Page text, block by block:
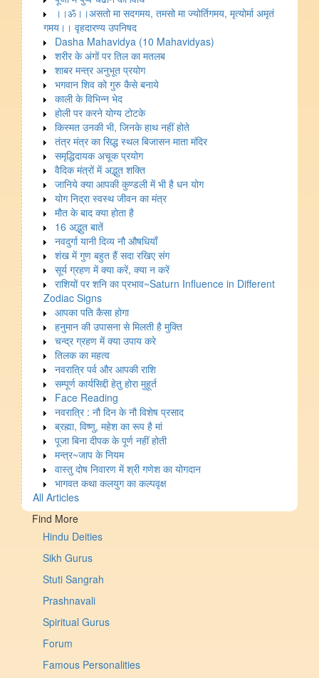
।।ॐ।।असतो मा सदगमय, तमसो मा ज्योर्तिगमय, मृत्योर्मा अमृतं
गमय।। वृहदारण्य उपनिषद
Dasha Mahavidya (10 Mahavidyas)
शरीर के अंगों पर तिल का मतलब
शाबर मन्त्र अनुभूत प्रयोग
भगवान शिव को गुरु कैसे बनाये
काली के विभिन्न भेद
होली पर करने योग्य टोटके
किस्मत उनकी भी, जिनके हाथ नहीं होते
तंत्र मंत्र का सिद्ध स्थल बिजासन माता मंदिर
समृद्धिदायक अचूक प्रयोग
वैदिक मंत्रों में अद्भुत शक्ति
जानिये क्या आपकी कुण्डली में भी है धन योग
योग निद्रा स्वस्थ जीवन का मंत्र
मौत के बाद क्या होता है
16 अद्भुत बातें
नवदुर्गा यानी दिव्य नौ औषधियाँ
शंख में गुण बहुत हैं सदा रखिए संग
सूर्य ग्रहण में क्या करें, क्या न करें
राशियों पर शनि का प्रभाव~Saturn Influence in Different
Zodiac Signs
आपका पति कैसा होगा
हनुमान की उपासना से मिलती है मुक्ति
चन्द्र ग्रहण में क्या उपाय करे
तिलक का महत्व
नवरात्रि पर्व और आपकी राशि
सम्पूर्ण कार्यसिद्दी हेतु होरा मुहूर्त
Face Reading
नवरात्रि : नौ दिन के नौ विशेष प्रसाद
ब्रह्मा, विष्णु, महेश का रूप है मां
पूजा बिना दीपक के पूर्ण नहीं होती
मन्त्र~जाप के नियम
वास्तु दोष निवारण में श्री गणेश का योगदान
भागवत कथा कलयुग का कल्पवृक्ष
All Articles
Find More
Hindu Deities
Sikh Gurus
Stuti Sangrah
Prashnavali
Spiritual Gurus
Forum
Famous Personalities